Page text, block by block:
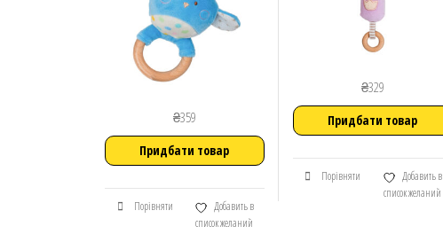
₴359
Придбати товар
Порівняти
Добавить в
список желаний
₴329
Придбати товар
Порівняти
Добавить в
список желаний